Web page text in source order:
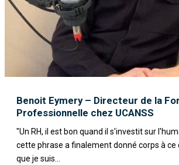
Benoit Eymery – Directeur de la
Professionnelle chez UCANSS
"Un RH, il est bon quand il s'investit sur
cette phrase a finalement donné corps à ce
que je suis...